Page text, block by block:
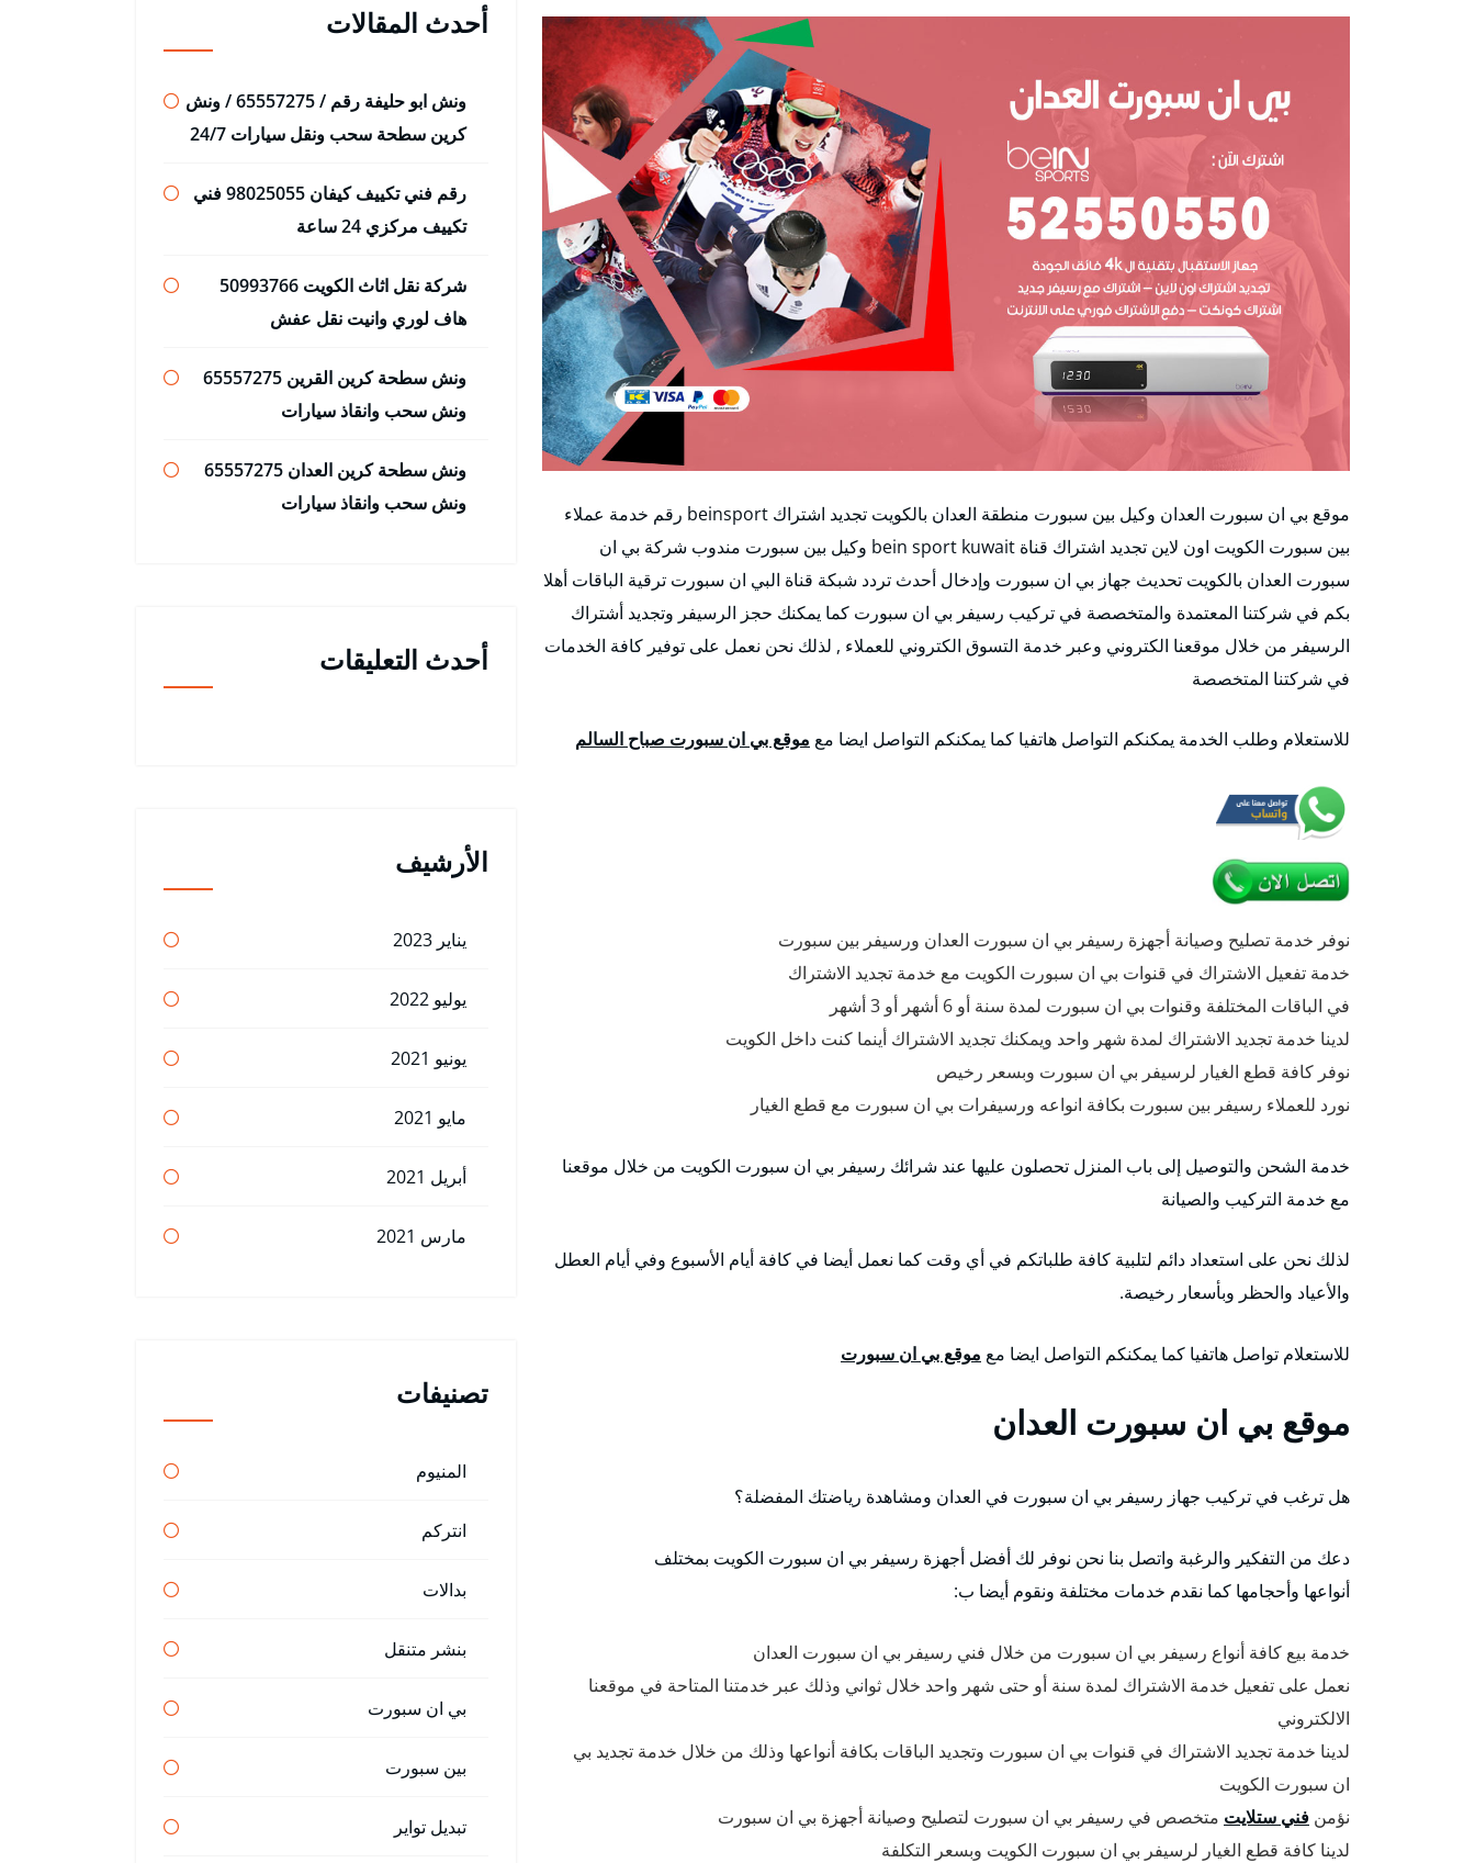
موقع بي ان سبورت العدان وكيل بين سبورت منطقة العدان بالكويت تجديد اشتراك beinsport رقم خدمة عملاء
بين سبورت الكويت اون لاين تجديد اشتراك قناة bein sport kuwait وكيل بين سبورت مندوب شركة بي ان
سبورت العدان بالكويت تحديث جهاز بي ان سبورت وإدخال أحدث تردد شبكة قناة البي ان سبورت ترقية الباقات أهلا
بكم في شركتنا المعتمدة والمتخصصة في تركيب رسيفر بي ان سبورت كما يمكنك حجز الرسيفر وتجديد أشتراك
الرسيفر من خلال موقعنا الكتروني وعبر خدمة التسوق الكتروني للعملاء , لذلك نحن نعمل على توفير كافة الخدمات
في شركتنا المتخصصة
للاستعلام وطلب الخدمة يمكنكم التواصل هاتفيا كما يمكنكم التواصل ايضا مع موقع بي ان سبورت صباح السالم
نوفر خدمة تصليح وصيانة أجهزة رسيفر بي ان سبورت العدان ورسيفر بين سبورت
خدمة تفعيل الاشتراك في قنوات بي ان سبورت الكويت مع خدمة تجديد الاشتراك
في الباقات المختلفة وقنوات بي ان سبورت لمدة سنة أو 6 أشهر أو 3 أشهر
لدينا خدمة تجديد الاشتراك لمدة شهر واحد ويمكنك تجديد الاشتراك أينما كنت داخل الكويت
نوفر كافة قطع الغيار لرسيفر بي ان سبورت وبسعر رخيص
نورد للعملاء رسيفر بين سبورت بكافة انواعه ورسيفرات بي ان سبورت مع قطع الغيار
خدمة الشحن والتوصيل إلى باب المنزل تحصلون عليها عند شرائك رسيفر بي ان سبورت الكويت من خلال موقعنا
مع خدمة التركيب والصيانة
لذلك نحن على استعداد دائم لتلبية كافة طلباتكم في أي وقت كما نعمل أيضا في كافة أيام الأسبوع وفي أيام العطل
والأعياد والحظر وبأسعار رخيصة.
للاستعلام تواصل هاتفيا كما يمكنكم التواصل ايضا مع موقع بي ان سبورت
موقع بي ان سبورت العدان
هل ترغب في تركيب جهاز رسيفر بي ان سبورت في العدان ومشاهدة رياضتك المفضلة؟
دعك من التفكير والرغبة واتصل بنا نحن نوفر لك أفضل أجهزة رسيفر بي ان سبورت الكويت بمختلف
أنواعها وأحجامها كما نقدم خدمات مختلفة ونقوم أيضا ب:
خدمة بيع كافة أنواع رسيفر بي ان سبورت من خلال فني رسيفر بي ان سبورت العدان
نعمل على تفعيل خدمة الاشتراك لمدة سنة أو حتى شهر واحد خلال ثواني وذلك عبر خدمتنا المتاحة في موقعنا
الالكتروني
لدينا خدمة تجديد الاشتراك في قنوات بي ان سبورت وتجديد الباقات بكافة أنواعها وذلك من خلال خدمة تجديد بي
ان سبورت الكويت
نؤمن فني ستلايت متخصص في رسيفر بي ان سبورت لتصليح وصيانة أجهزة بي ان سبورت
لدينا كافة قطع الغيار لرسيفر بي ان سبورت الكويت وبسعر التكلفة
أحدث المقالات
ونش ابو حليفة رقم / 65557275 / ونش
كرين سطحة سحب ونقل سيارات 24/7
رقم فني تكييف كيفان 98025055 فني
تكييف مركزي 24 ساعة
شركة نقل اثاث الكويت 50993766
هاف لوري وانيت نقل عفش
ونش سطحة كرين القرين 65557275
ونش سحب وانقاذ سيارات
ونش سطحة كرين العدان 65557275
ونش سحب وانقاذ سيارات
أحدث التعليقات
الأرشيف
يناير 2023
يوليو 2022
يونيو 2021
مايو 2021
أبريل 2021
مارس 2021
تصنيفات
المنيوم
انتركم
بدالات
بنشر متنقل
بي ان سبورت
بين سبورت
تبديل تواير